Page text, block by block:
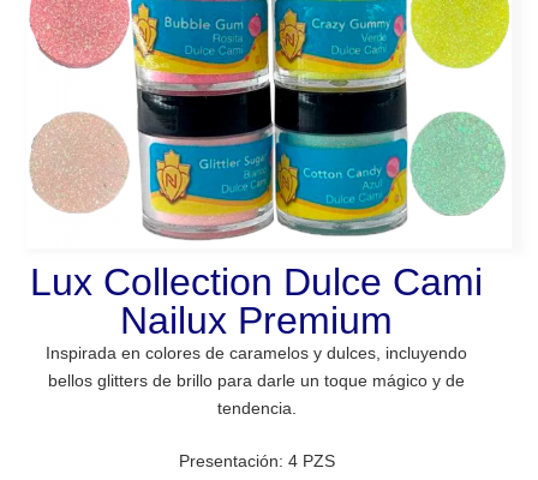
Lux Collection Dulce Cami
Nailux Premium
Inspirada en colores decaramelos y dulces, incluyendo
bellos glitters de brillo para darle un toque mágico y de
tendencia.
Presentación: 4 PZS